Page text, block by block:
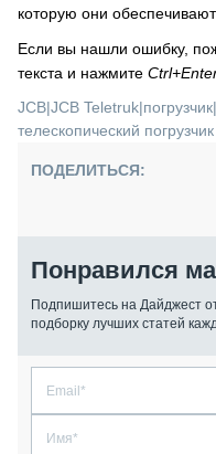
которую они
Если вы нашли ошибку,
текста и нажмите
JCB|JCB Teletruk|погрузчик|
телескопический погрузчик
ПОДЕЛИТЬСЯ:
Понравился
Подпишитесь на Дайджест
подборку лучших статей